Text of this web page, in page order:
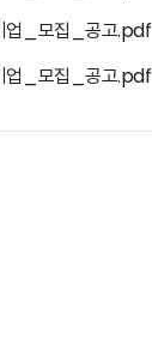
업_모집_공고.pdf
업_모집_공고.pdf